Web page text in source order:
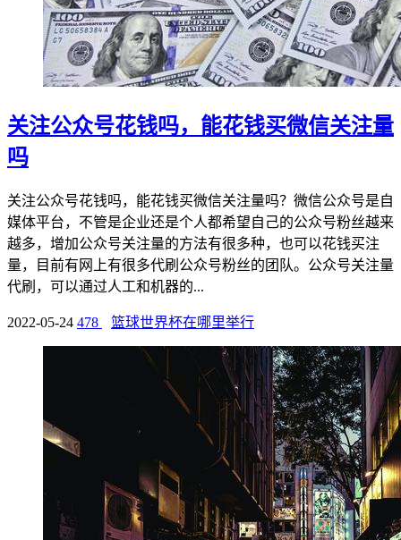
关注公众号花钱吗，能花钱买微信关注量
吗
关注公众号花钱吗，能花钱买微信关注量吗？微信公众号是自
媒体平台，不管是企业还是个人都希望自己的公众号粉丝越来
越多，增加公众号关注量的方法有很多种，也可以花钱买注
量，目前有网上有很多代刷公众号粉丝的团队。公众号关注量
代刷，可以通过人工和机器的...
2022-05-24 478 篮球世界杯在哪里举行